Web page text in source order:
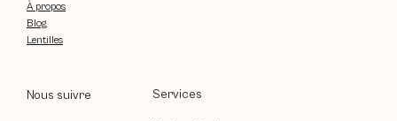
À propos
Blog
Lentilles
Nous suivre Services